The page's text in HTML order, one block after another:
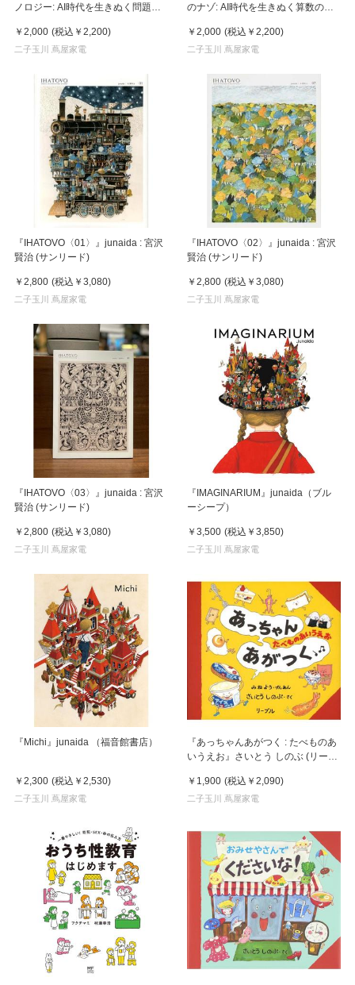
ノロジー: AI時代を生きぬく問題解
STEM体験ブック)
￥2,000 (税込 ￥2,200)
二子玉川 蔦屋家電
のナゾ: AI時代を生きぬく算数のセ
ブック)
￥2,000 (税込 ￥2,200)
二子玉川 蔦屋家電
『IHATOVO〈01〉』junaida : 宮沢
賢治 (サンリード)
￥2,800 (税込 ￥3,080)
二子玉川 蔦屋家電
『IHATOVO〈02〉』junaida : 宮沢
賢治 (サンリード)
￥2,800 (税込 ￥3,080)
二子玉川 蔦屋家電
『IHATOVO〈03〉』junaida : 宮沢
賢治 (サンリード)
￥2,800 (税込 ￥3,080)
二子玉川 蔦屋家電
『IMAGINARIUM』junaida（ブル
ーシープ）
￥3,500 (税込 ￥3,850)
二子玉川 蔦屋家電
『Michi』junaida （福音館書店）
￥2,300 (税込 ￥2,530)
二子玉川 蔦屋家電
『あっちゃんあがつく : たべものあ
いうえお』さいとう しのぶ (リーブ
￥1,900 (税込 ￥2,090)
二子玉川 蔦屋家電